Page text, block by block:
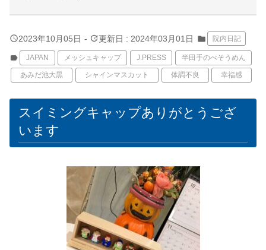
query_builder2023年10月05日 - update更新日 : 2024年03月01日 folder 院内日記
label JAPAN メッシュキャップ J.PRESS 半田手のべそうめん
あみだ池大黒 シャインマスカット 体調不良 幸福感
スイミングキャップありがとうござ
います